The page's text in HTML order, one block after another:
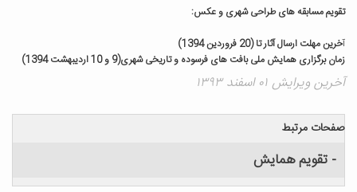
تقویم مسابقه های طراحی شهری و عکس:
آخرین مهلت ارسال آثار تا (20 فروردین 1394)
زمان برگزاری همایش ملی بافت های فرسوده و تاریخی شهری(9 و 10 اردیبهشت 1394)
آخرین ویرایش ۰۱ اسفند ۱۳۹۳
صفحات مرتبط
- تقویم همایش